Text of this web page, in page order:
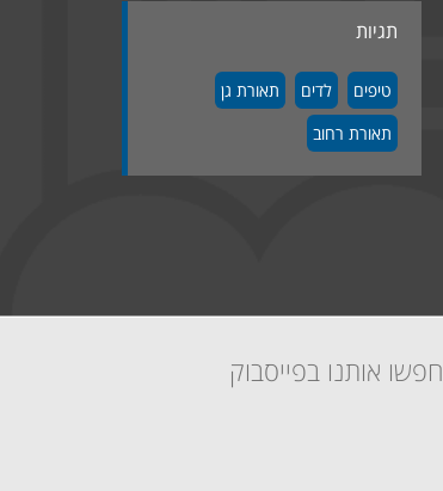
תגיות
טיפים לדים
תאורת גן
תאורת רחוב
חפשו אותנו בפייסבוק